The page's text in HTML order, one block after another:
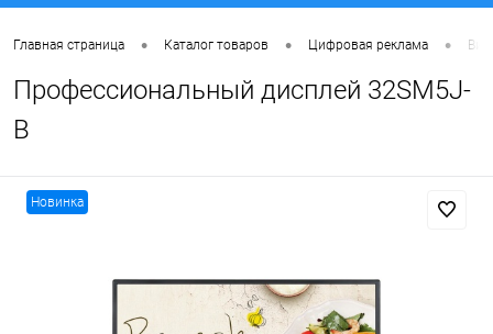
Главная страница • Каталог товаров • Цифровая реклама •
Профессиональный дисплей 32SM5J-
B
Новинка